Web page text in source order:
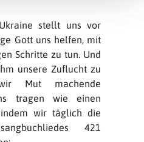
stellt uns vor
Gott uns helfen, mit
Schritte zu tun. Und
unsere Zuflucht zu
Mut machende
tragen wie einen
wir täglich die
421